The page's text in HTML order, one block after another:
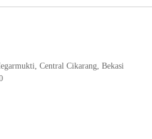
Central Cikarang, Bekasi